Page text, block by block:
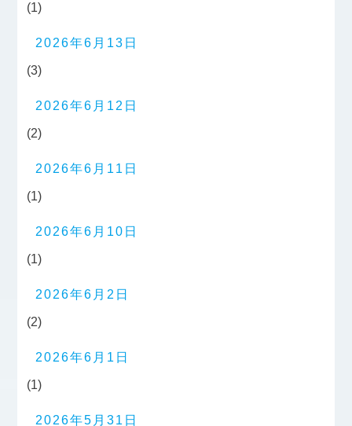
(1)
2026年6月13日
(3)
2026年6月12日
(2)
2026年6月11日
(1)
2026年6月10日
(1)
2026年6月2日
(2)
2026年6月1日
(1)
2026年5月31日